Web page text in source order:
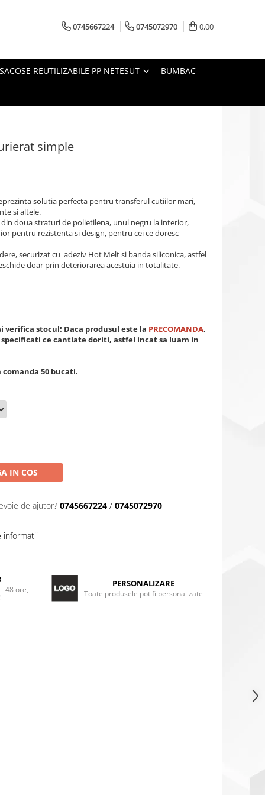
0745667224 0745072970 0,00
SACOSE REUTILIZABILE PP NETESUT BUMBAC
simple
solutia perfecta pentru transferul cutiilor mari,
si altele.
doua straturi de polietilena, unul negru la interior,
pentru rezistenta si design, pentru cei ce doresc
securizat cu adeziv Hot Melt si banda siliconica, astfel
doar prin deteriorarea acestuia in totalitate.
verifica stocul! Daca produsul este la PRECOMANDA,
ce cantiate doriti, astfel incat sa luam in
50 bucati.
IN COS
de ajutor? 0745667224 / 0745072970
informatii
48 ore,
PERSONALIZARE
Toate produsele pot fi personalizate